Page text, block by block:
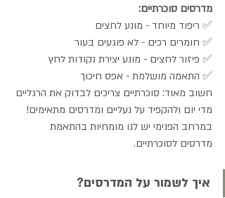
מדרסים סוכרתיים:
✅ ריפוד מיוחד - מונע לחצים
✅ חומרים רכים - לא פוגעים בעור
✅ פיזור לחצים - מונע יצירת נקודות לחץ
✅ התאמה מושלמת - אפס חיכוך
חשוב מאוד: סוכרתיים צריכים לבדוק את הרגליים
מדי יום ולהקפיד על נעליים ומדרסים מתאימים!
במרחב הפנימי יש לנו מומחיות בהתאמת
מדרסים לסוכרתיים.
איך לשמור על המדרסים?